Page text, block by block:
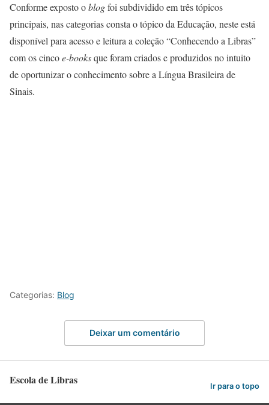
Conforme exposto oblogfoi subdividido em três tópicos
principais, nas categorias consta o tópico da Educação, neste está
disponível para acesso e leitura a coleção “Conhecendo a Libras”
com os cincoe-booksque foram criados e produzidos no intuito
de oportunizar o conhecimento sobre a Língua Brasileira de
Sinais.
Categorias: Blog
Deixar um comentário
Escola de Libras Ir para o topo